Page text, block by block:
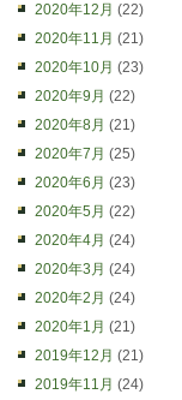
2020年12月 (22)
2020年11月 (21)
2020年10月 (23)
2020年9月 (22)
2020年8月 (21)
2020年7月 (25)
2020年6月 (23)
2020年5月 (22)
2020年4月 (24)
2020年3月 (24)
2020年2月 (24)
2020年1月 (21)
2019年12月 (21)
2019年11月 (24)